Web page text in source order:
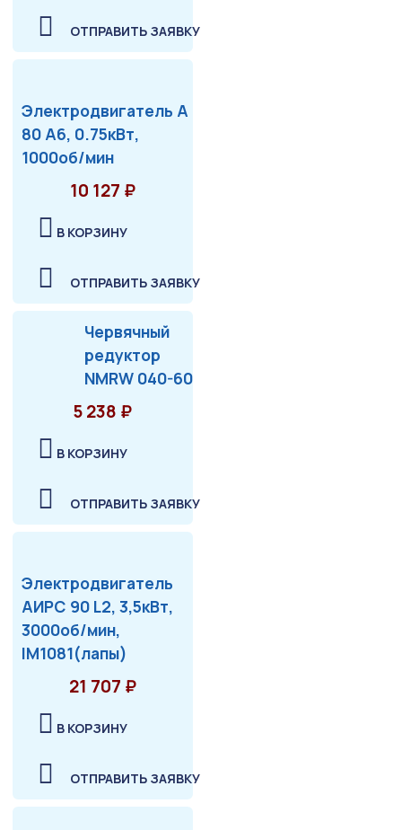
ОТПРАВИТЬ ЗАЯВКУ
Электродвигатель А
80 А6, 0.75кВт,
1000об/мин
10 127 ₽
В КОРЗИНУ
ОТПРАВИТЬ ЗАЯВКУ
Червячный
редуктор
NMRW 040-60
5 238 ₽
В КОРЗИНУ
ОТПРАВИТЬ ЗАЯВКУ
Электродвигатель
АИРС 90 L2, 3,5кВт,
3000об/мин,
IM1081(лапы)
21 707 ₽
В КОРЗИНУ
ОТПРАВИТЬ ЗАЯВКУ